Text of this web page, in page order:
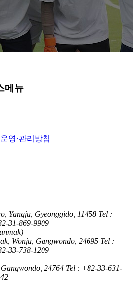
메뉴
영·관리방침
Yangju, Gyeonggido, 11458 Tel :
31-869-9909
Wonju, Gangwondo, 24695 Tel :
33-738-1209
24764 Tel : +82-33-631-